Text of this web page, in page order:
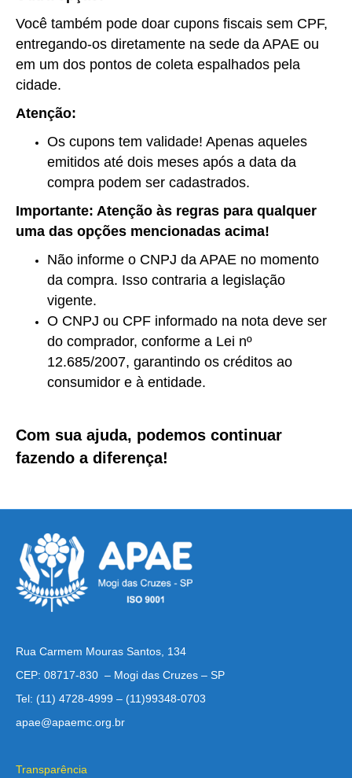
Você também pode doar cupons fiscais sem CPF,
entregando-os diretamente na sede da APAE ou
em um dos pontos de coleta espalhados pela
cidade.
Atenção:
Os cupons tem validade! Apenas aqueles
emitidos até dois meses após a data da
compra podem ser cadastrados.
Importante: Atenção às regras para qualquer
uma das opções mencionadas acima!
Não informe o CNPJ da APAE no momento
da compra. Isso contraria a legislação
vigente.
O CNPJ ou CPF informado na nota deve ser
do comprador, conforme a Lei nº
12.685/2007, garantindo os créditos ao
consumidor e à entidade.
Com sua ajuda, podemos continuar
fazendo a diferença!
Rua Carmem Mouras Santos, 134
CEP: 08717-830 – Mogi das Cruzes – SP
Tel: (11) 4728-4999 – (11)99348-0703
apae@apaemc.org.br
Transparência